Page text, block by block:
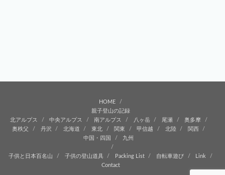
HOME
親子登山の記録
北アルプス
中央アルプス 南アルプス 八ヶ岳 尾瀬
奥多摩
奥秩父
丹沢 北海道 東北 関東 甲信越 北陸
関西
中国・四国
九州
子供と日本百名山 子供の登山道具 Packing List 自転車遊び
Link
Contact